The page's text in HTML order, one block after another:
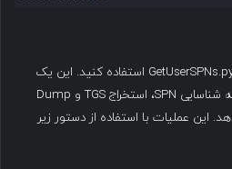
از ماژول داخلی Impacket با نام GetUserSPNs.py استفاده کنید. این یک
اسکریپت Python است که وظیفه شناسایی SPN، استخراج TGS و Dump
عملیات با استفاده از دستور زیر